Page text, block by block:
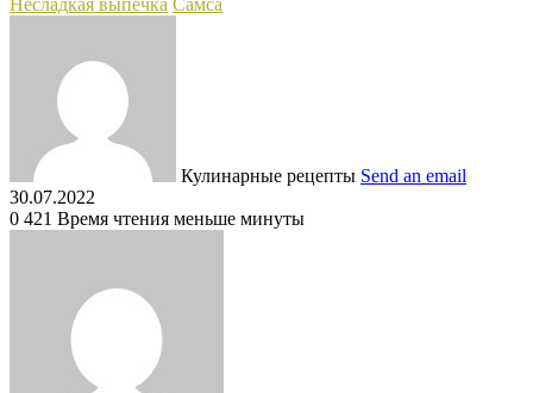
Кулинарные рецепты Send an email
30.07.2022
0 421 Время чтения меньше минуты